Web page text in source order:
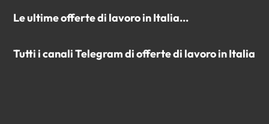
Le ultime offerte di lavoro in Italia...
Tutti i canali Telegram di offerte di lavoro in Italia